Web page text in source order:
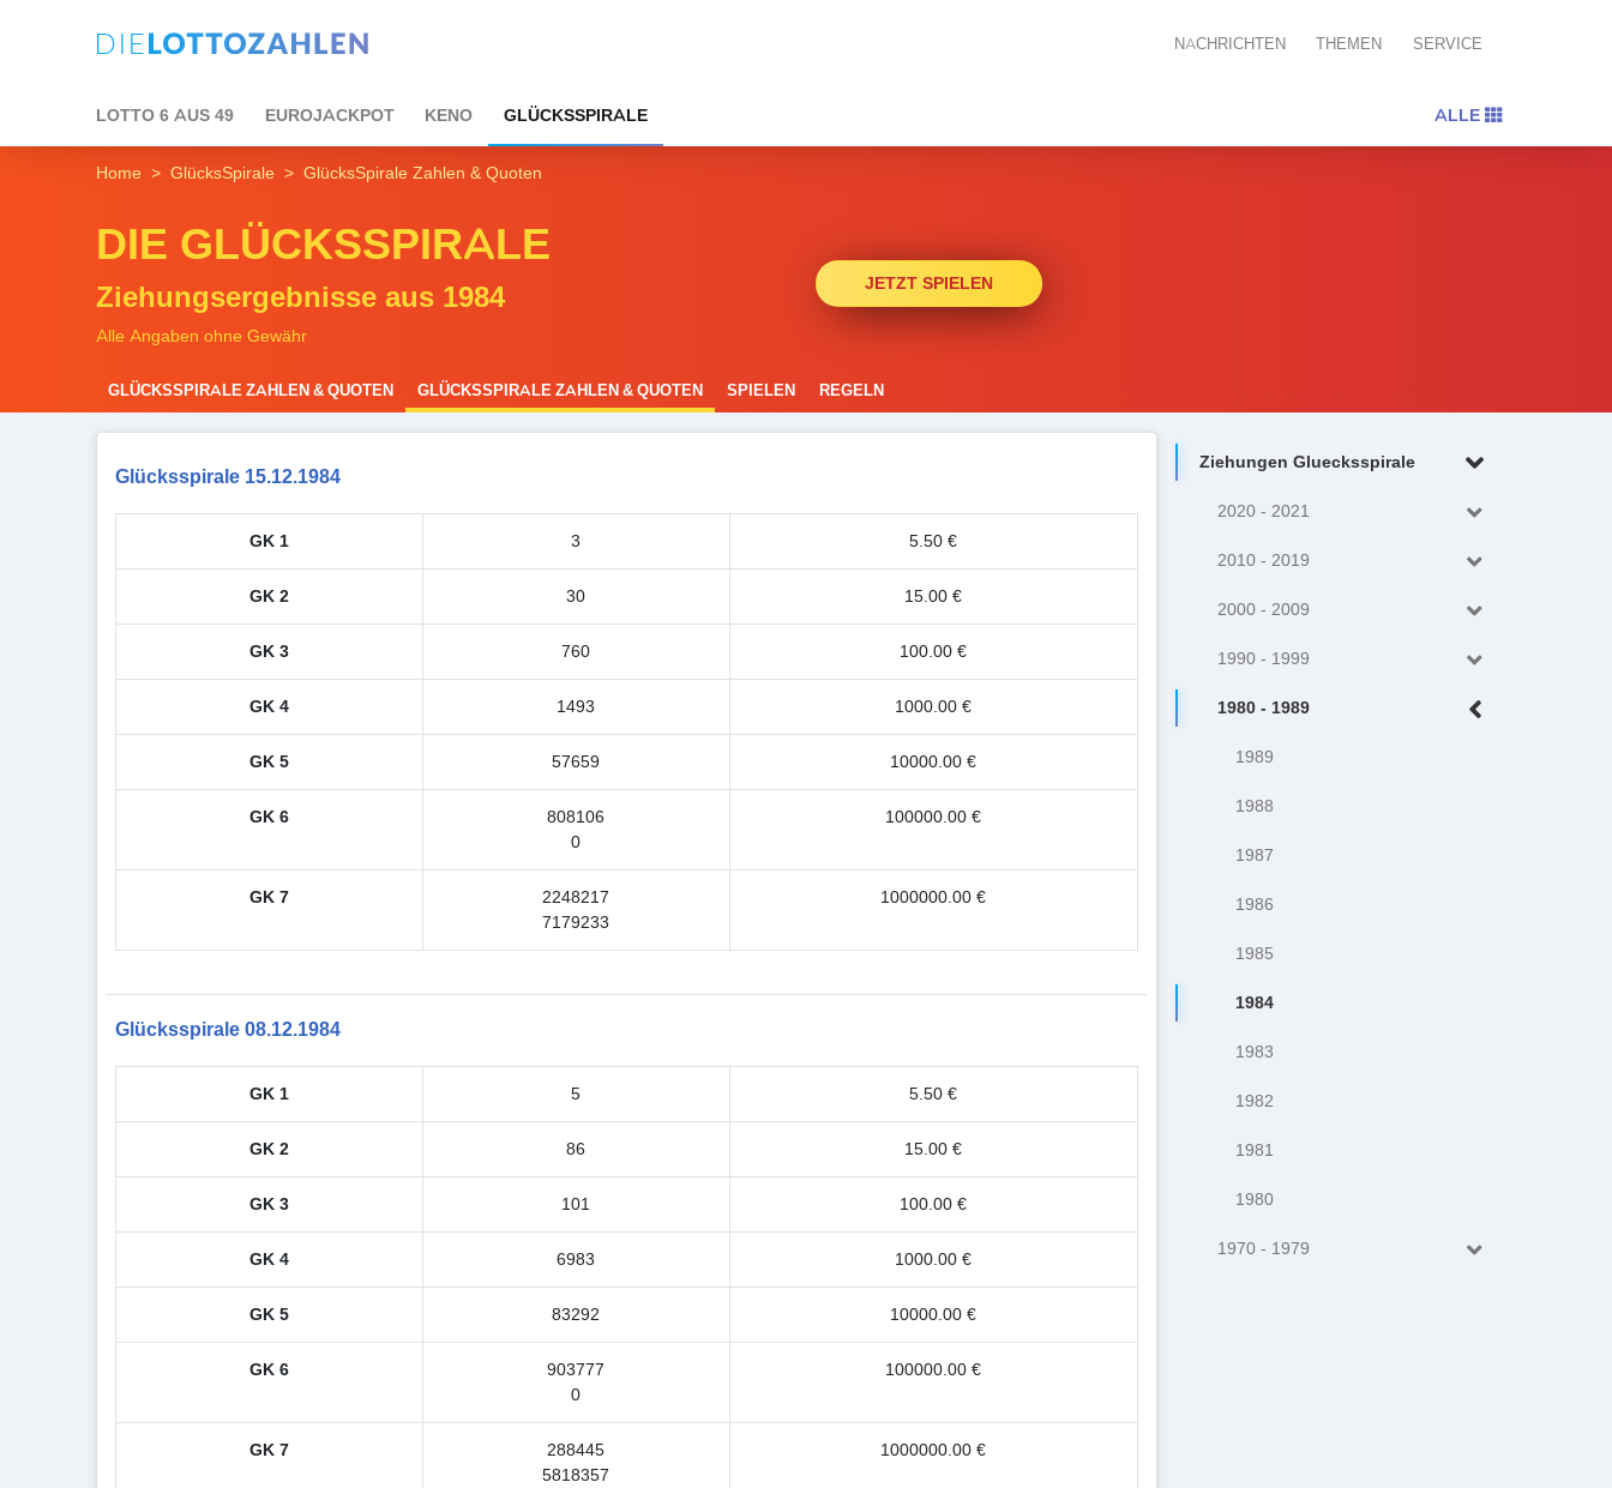
NACHRICHTEN THEMEN SERVICE
LOTTO 6 AUS 49 EUROJACKPOT KENO GLÜCKSSPIRALE ALLE
Home GlücksSpirale GlücksSpirale Zahlen & Quoten
DIE GLÜCKSSPIRALE
Ziehungsergebnisse aus 1984
Alle Angaben ohne Gewähr
JETZT SPIELEN
GLÜCKSSPIRALE ZAHLEN & QUOTEN GLÜCKSSPIRALE ZAHLEN & QUOTEN SPIELEN REGELN
Glücksspirale 15.12.1984
GK 1 3 5.50 €
GK 2 30 15.00 €
GK 3 760 100.00 €
GK 4 1493 1000.00 €
GK 5 57659 10000.00 €
GK 6
808106
0
100000.00 €
GK 7
2248217
7179233
1000000.00 €
Glücksspirale 08.12.1984
GK 1 5 5.50 €
GK 2 86 15.00 €
GK 3 101 100.00 €
GK 4 6983 1000.00 €
GK 5 83292 10000.00 €
GK 6
903777
0
100000.00 €
GK 7
288445
5818357
1000000.00 €
Ziehungen Gluecksspirale
2020 - 2021
2010 - 2019
2000 - 2009
1990 - 1999
1980 - 1989
1989
1988
1987
1986
1985
1984
1983
1982
1981
1980
1970 - 1979